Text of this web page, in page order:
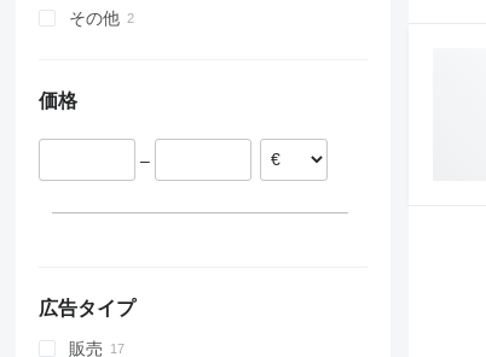
ポーランド
その他
価格
–
広告タイプ
販売